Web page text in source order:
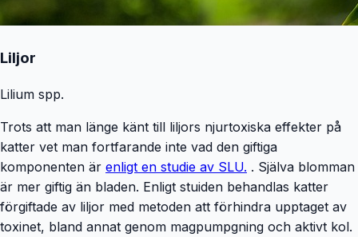
Liljor
Lilium spp.
Trots att man länge känt till liljors njurtoxiska effekter på
katter vet man fortfarande inte vad den giftiga
komponenten är enligt en studie av SLU. . Själva blomman
är mer giftig än bladen. Enligt stuiden behandlas katter
förgiftade av liljor med metoden att förhindra upptaget av
toxinet, bland annat genom magpumpgning och aktivt kol.